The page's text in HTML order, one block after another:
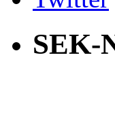
SEK-